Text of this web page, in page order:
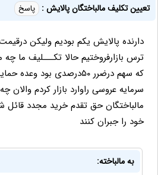
تعیین تکلیف مالباختگان پالایش : پاسخ
دارنده پالایش یکم بودیم ولیکن
ترس بازارفروختیم حالا تکـــلیف ما
که سهم درضرر ۵۰درصدی بود
سرمایه عروسی راوارد بازار کردم والان
مالباختگان حق تقدم خرید مجدد قائل
خود را جبران کنند
به مالباخته: